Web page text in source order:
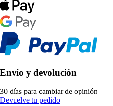
Envío y devolución
30 días para cambiar de opinión
Devuelve tu pedido